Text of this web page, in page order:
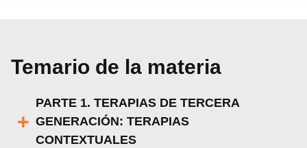
Temario de la materia
PARTE 1. TERAPIAS DE TERCERA
GENERACIÓN: TERAPIAS
CONTEXTUALES